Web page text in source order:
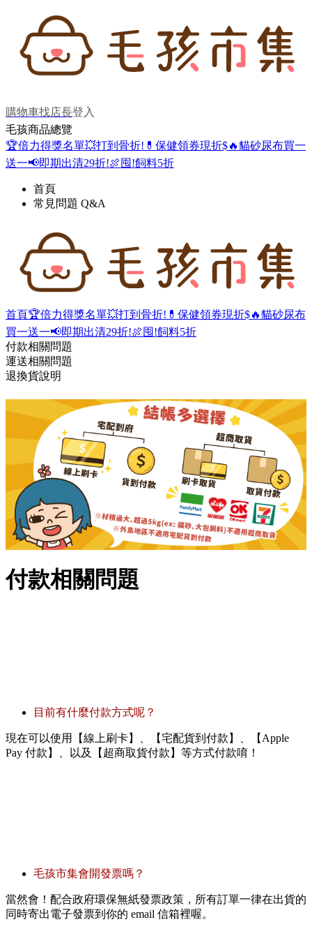
購物車找店長登入
毛孩商品總覽
🏆倍力得獎名單💥打到骨折! 💊保健領券現折$🔥貓砂尿布買一
送一📢即期出清29折!🍖囤!飼料5折
首頁
常見問題 Q&A
首頁🏆倍力得獎名單💥打到骨折! 💊保健領券現折$🔥貓砂尿布
買一送一📢即期出清29折!🍖囤!飼料5折
付款相關問題
運送相關問題
退換貨說明
付款相關問題
目前有什麼付款方式呢？
現在可以使用【線上刷卡】、【宅配貨到付款】、【Apple
Pay 付款】、以及【超商取貨付款】等方式付款唷！
毛孩市集會開發票嗎？
當然會！配合政府環保無紙發票政策，所有訂單一律在出貨的
同時寄出電子發票到你的 email 信箱裡喔。